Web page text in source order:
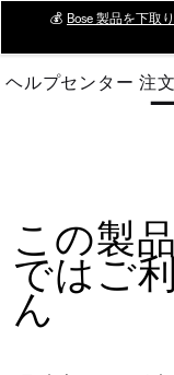
Main
💰 Bose 製品を下取
ヘルプセンター 注文
この製
ではご
ん